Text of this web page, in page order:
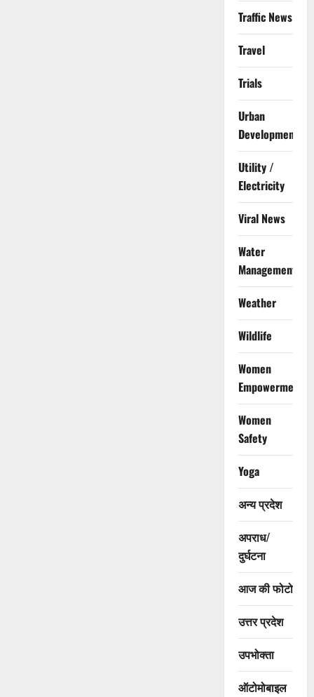
Traffic News
Travel
Trials
Urban
Development
Utility /
Electricity
Viral News
Water
Management
Weather
Wildlife
Women
Empowerment
Women
Safety
Yoga
अन्य प्रदेश
अपराध/
दुर्घटना
आज की फोटो
उत्तर प्रदेश
उपभोक्ता
ऑटोमोबाइल